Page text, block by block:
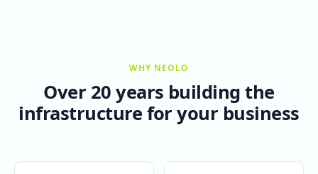
WHY NEOLO
Over 20 years building the
infrastructure for your business